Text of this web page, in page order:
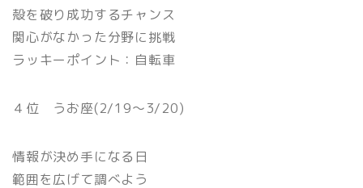
殻を破り成功するチャンス
関心がなかった分野に挑戦
ラッキーポイント：自転車
４位 うお座(2/19〜3/20)
情報が決め手になる日
範囲を広げて調べよう